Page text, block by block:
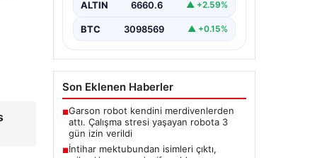
ALTIN 6660.6 ▲ +2.59%
BTC 3098569 ▲ +0.15%
Son Eklenen Haberler
■Garson robot kendini merdivenlerden
attı. Çalışma stresi yaşayan robota 3
gün izin verildi
■İntihar mektubundan isimleri çıktı,